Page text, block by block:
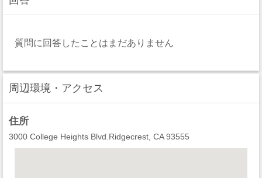
質問に回答したことはまだありません
周辺環境・アクセス
住所
3000 College Heights Blvd.Ridgecrest, CA 93555